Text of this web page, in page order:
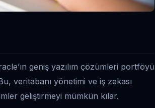
geniş yazılım çözümleri portföyü
veritabanı yönetimi ve iş zekası
geliştirmeyi mümkün kılar.